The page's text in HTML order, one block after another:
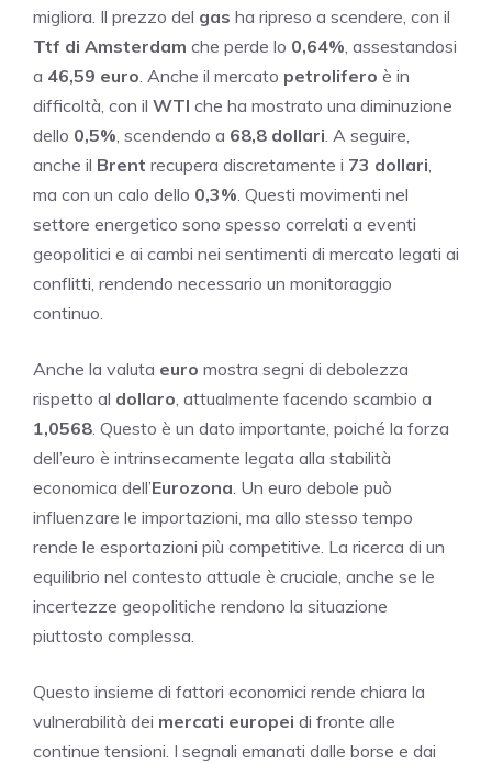
migliora. Il prezzo del gas ha ripreso a scendere, con il
Ttf di Amsterdam che perde lo 0,64%, assestandosi
a 46,59 euro. Anche il mercato petrolifero è in
difficoltà, con il WTI che ha mostrato una diminuzione
dello 0,5%, scendendo a 68,8 dollari. A seguire,
anche il Brent recupera discretamente i 73 dollari,
ma con un calo dello 0,3%. Questi movimenti nel
settore energetico sono spesso correlati a eventi
geopolitici e ai cambi nei sentimenti di mercato legati ai
conflitti, rendendo necessario un monitoraggio
continuo.
Anche la valuta euro mostra segni di debolezza
rispetto al dollaro, attualmente facendo scambio a
1,0568. Questo è un dato importante, poiché la forza
dell’euro è intrinsecamente legata alla stabilità
economica dell’Eurozona. Un euro debole può
influenzare le importazioni, ma allo stesso tempo
rende le esportazioni più competitive. La ricerca di un
equilibrio nel contesto attuale è cruciale, anche se le
incertezze geopolitiche rendono la situazione
piuttosto complessa.
Questo insieme di fattori economici rende chiara la
vulnerabilità dei mercati europei di fronte alle
continue tensioni. I segnali emanati dalle borse e dai